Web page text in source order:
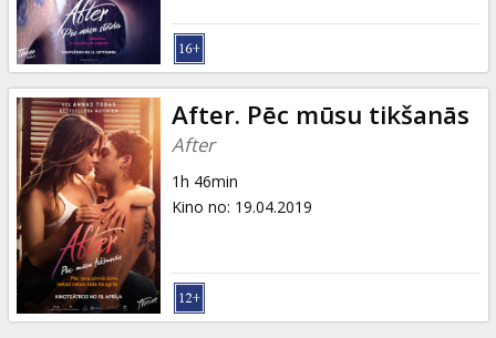
After. Pēc mūsu tikšanās
After
1h 46min
Kino no: 19.04.2019